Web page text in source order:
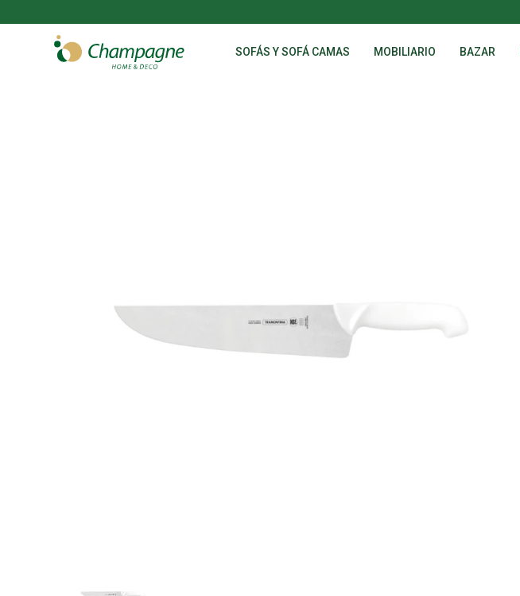
SOFÁS Y SOFÁ CAMAS MOBILIARIO BAZAR